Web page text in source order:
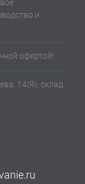
и
офертой!
14(Я), склад